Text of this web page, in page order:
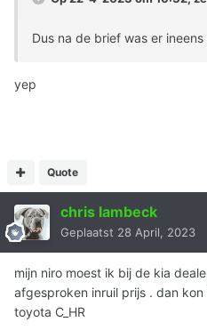
Dus na de brief was er
yep
Quote
chris lambeck
Geplaatst 28 April, 2023
mijn niro moest ik bij de kia
afgesproken inruil prijs . dan
toyota C_HR